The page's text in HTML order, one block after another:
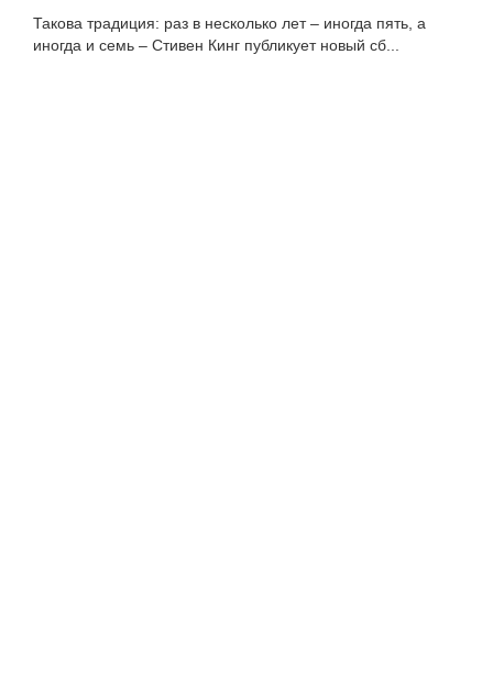
Такова традиция: раз в несколько лет – иногда пять, а
иногда и семь – Стивен Кинг публикует новый сб...